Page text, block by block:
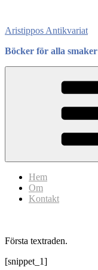
content
Aristippos Antikvariat
Böcker för alla smaker
Hem
Om
Kontakt
Första textraden.
[snippet_1]